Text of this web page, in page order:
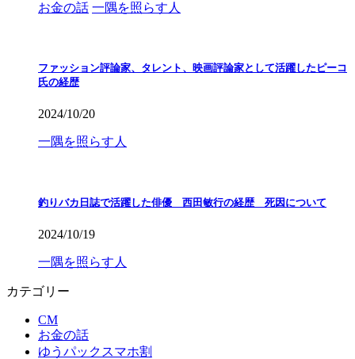
お金の話 一隅を照らす人
ファッション評論家、タレント、映画評論家として活躍したピーコ
氏の経歴
2024/10/20
一隅を照らす人
釣りバカ日誌で活躍した俳優 西田敏行の経歴 死因について
2024/10/19
一隅を照らす人
カテゴリー
CM
お金の話
ゆうパックスマホ割